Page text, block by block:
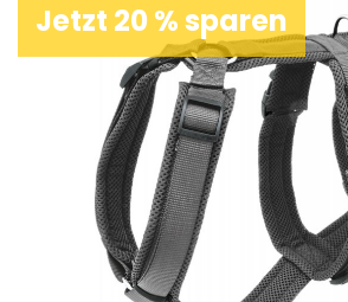
Jetzt 20 % sparen